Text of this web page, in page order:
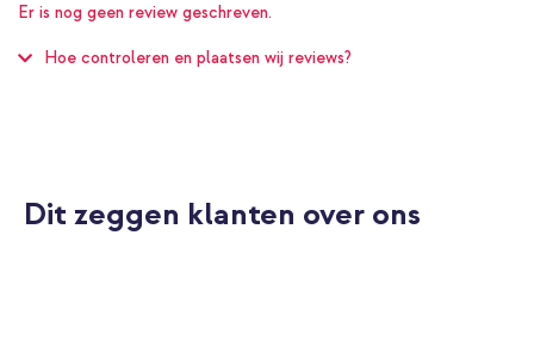
Kunststof
Er is nog geen review geschreven.
Hoe controleren en plaatsen wij reviews?
Dit zeggen klanten over ons